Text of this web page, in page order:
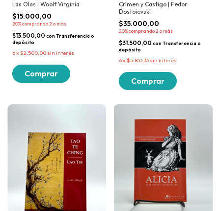
Las Olas | Woolf Virginia
$15.000,00
20%comprando 2 o más
$13.500,00 con Transferencia o
depósito
6x $2.500,00 sin interés
Crímen y Castigo | Fedor
Dostoievski
$35.000,00
20%comprando 2 o más
$31.500,00 con Transferencia o
depósito
6x $5.833,33 sin interés